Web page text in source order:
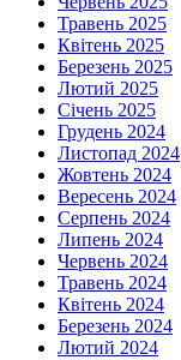
Травень 2025
Квітень 2025
Березень 2025
Лютий 2025
Січень 2025
Грудень 2024
Листопад 2024
Жовтень 2024
Вересень 2024
Серпень 2024
Липень 2024
Червень 2024
Травень 2024
Квітень 2024
Березень 2024
Лютий 2024